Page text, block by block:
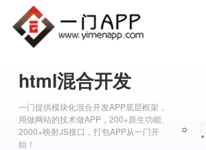
html混合开发
一门提供模块化混合开发APP底层框架，
用做网站的技术做APP，200+原生功能、
2000+映射JS接口，打包APP从一门开
始！